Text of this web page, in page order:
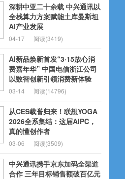
深耕中亚二十余载 中兴通讯以
全栈算力方案赋能土库曼斯坦
AI产业发展
04-17 阅读(3419)
AI新品焕新首发“3·15放心消
费嘉年华” 中国电信浙江公司
以数智创新引领消费新体验
03-14 阅读(14796)
从CES载誉归来！联想YOGA
2026全系集结：这届AIPC，
真的懂创作者
03-06 阅读(3509)
中兴通讯携手京东加码全渠道
合作 三年目标销售额破百亿元